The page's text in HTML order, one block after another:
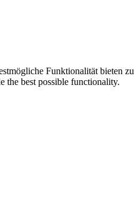
Funktionalität bieten
the best possible functionality.